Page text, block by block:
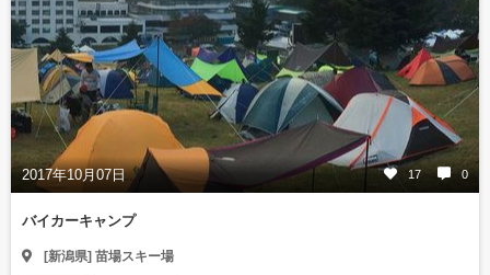
2017年10月07日 17 0
バイカーキャンプ
[新潟県] 苗場スキー場